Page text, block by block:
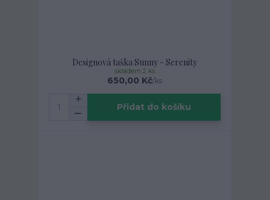
Designová taška Sunny - Serenity
650,00 Kč/ks
skladem 2 ks
Přidat do košíku